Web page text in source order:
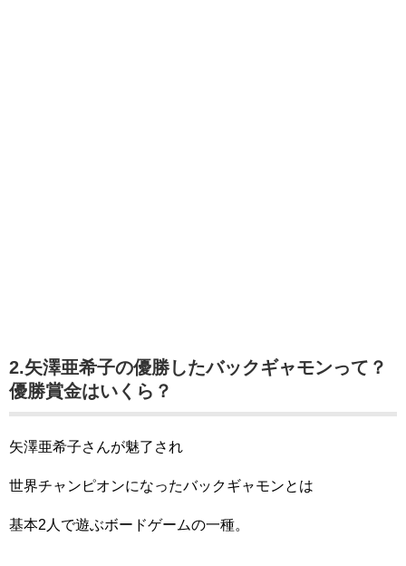
2.矢澤亜希子の優勝したバックギャモンって？
優勝賞金はいくら？
矢澤亜希子さんが魅了され
世界チャンピオンになったバックギャモンとは
基本2人で遊ぶボードゲームの一種。